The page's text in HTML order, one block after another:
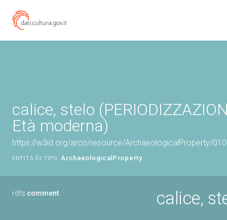
calice, stelo
Età moderna)
https://w3id.org/arco/resource/ArchaeologicalProperty/
ENTITÀ DI TIPO: ArchaeologicalProperty
rdfs:comment calice,